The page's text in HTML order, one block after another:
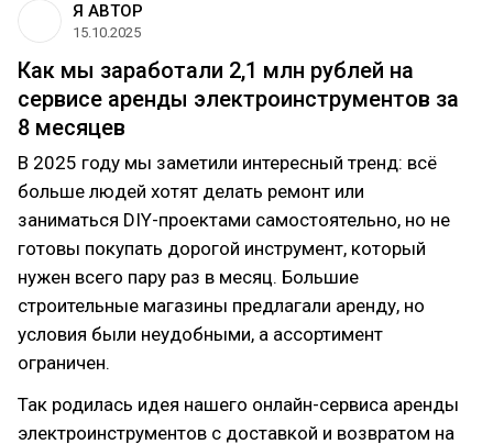
Я АВТОР
15.10.2025
Как мы заработали 2,1 млн рублей на
сервисе аренды электроинструментов за
8 месяцев
В 2025 году мы заметили интересный тренд: всё
больше людей хотят делать ремонт или
заниматься DIY-проектами самостоятельно, но не
готовы покупать дорогой инструмент, который
нужен всего пару раз в месяц. Большие
строительные магазины предлагали аренду, но
условия были неудобными, а ассортимент
ограничен.
Так родилась идея нашего онлайн-сервиса аренды
электроинструментов с доставкой и возвратом на